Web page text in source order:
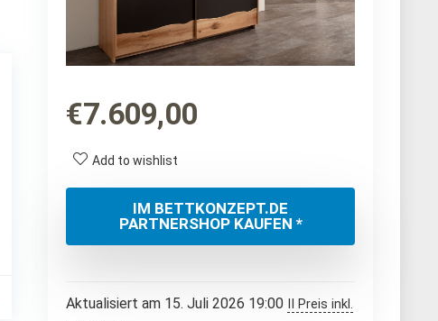
€7.609,00
Add to wishlist
IM BETTKONZEPT.DE
PARTNERSHOP KAUFEN *
Aktualisiert am 15. Juli 2026 19:00
II Preis inkl.